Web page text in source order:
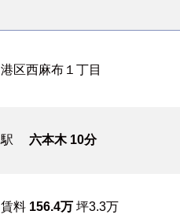
港区西麻布１丁目
駅 六本木 10分
賃料 156.4万坪3.3万